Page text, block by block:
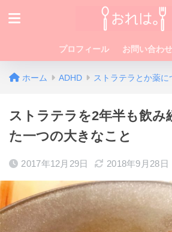
プロフィール お問い合わせ
ホーム ADHD ストラテラとか薬に
ストラテラを2年半も飲み
た一つの大きなこと
2017年12月29日 2018年9月28日